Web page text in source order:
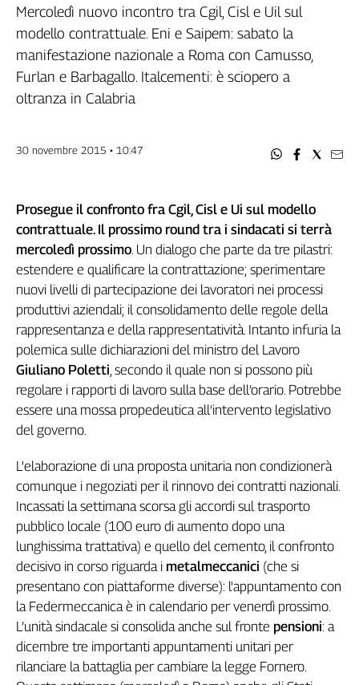
Filctem
Fillea
Fiom
Fisac
Fp
Spi
Inca
Caaf
Speciali
G8
di
Genova,
il
sangue
Cgil
Collettiva
Academy
Collettiva
Play
Rubriche
Collettiva
Talk
La
settimana
Mercoledì nuovo incontro tra Cgil, Cisl e Uil sul
modello contrattuale. Eni e Saipem: sabato la
manifestazione nazionale a Roma con Camusso,
Furlan e Barbagallo. Italcementi: è sciopero a
oltranza in Calabria
30 novembre 2015 • 10:47
Prosegue il confronto fra Cgil, Cisl e Ui sul modello
contrattuale. Il prossimo round tra i sindacati si terrà
mercoledì prossimo. Un dialogo che parte da tre pilastri:
estendere e qualificare la contrattazione; sperimentare
nuovi livelli di partecipazione dei lavoratori nei processi
produttivi aziendali; il consolidamento delle regole della
rappresentanza e della rappresentatività. Intanto infuria la
polemica sulle dichiarazioni del ministro del Lavoro
Giuliano Poletti, secondo il quale non si possono più
regolare i rapporti di lavoro sulla base dell’orario. Potrebbe
essere una mossa propedeutica all’intervento legislativo
del governo.
L'elaborazione di una proposta unitaria non condizionerà
comunque i negoziati per il rinnovo dei contratti nazionali.
Incassati la settimana scorsa gli accordi sul trasporto
pubblico locale (100 euro di aumento dopo una
lunghissima trattativa) e quello del cemento, il confronto
decisivo in corso riguarda i metalmeccanici (che si
presentano con piattaforme diverse): l'appuntamento con
la Federmeccanica è in calendario per venerdì prossimo.
L’unità sindacale si consolida anche sul fronte pensioni: a
dicembre tre importanti appuntamenti unitari per
rilanciare la battaglia per cambiare la legge Fornero.